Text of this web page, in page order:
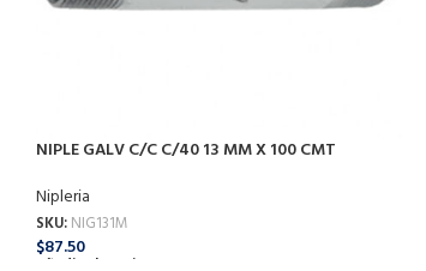
NIPLE GALV C/C C/40 13 MM X 100 CMT
Nipleria
SKU: NIG131M
$87.50
Añadir Al Carrito